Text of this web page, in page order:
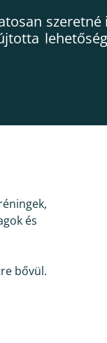
és
bővül.